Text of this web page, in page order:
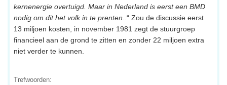
kernenergie overtuigd. Maar in Nederland is eerst een BMD
nodig om dit het volk in te prenten. .“ Zou de discussie eerst
13 miljoen kosten, in november 1981 zegt de stuurgroep
financieel aan de grond te zitten en zonder 22 miljoen extra
niet verder te kunnen.
Trefwoorden: